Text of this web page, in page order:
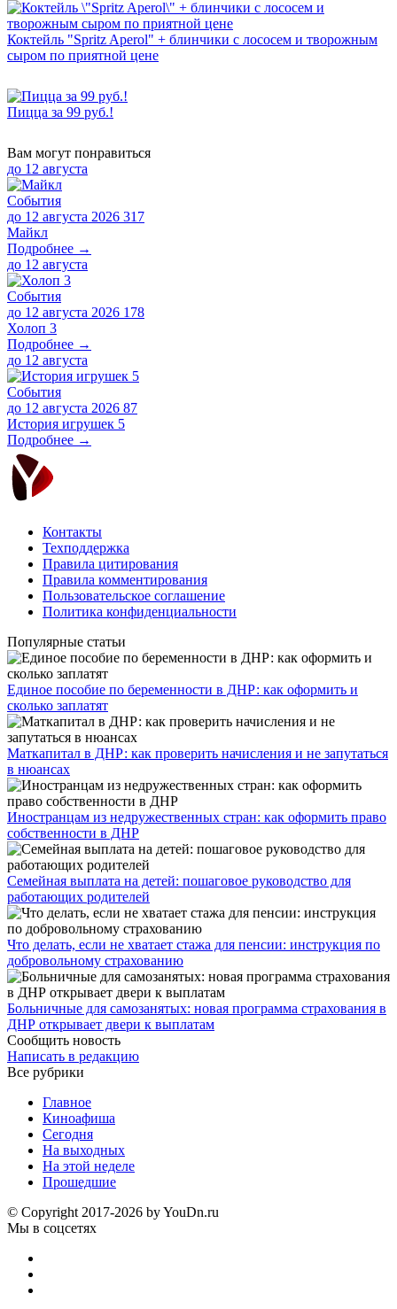
Коктейль "Spritz Aperol" + блинчики с лососем и творожным
сыром по приятной цене
Пицца за 99 руб.!
Вам могут понравиться
до 12 августа
События
до 12 августа 2026 317
Майкл
Подробнее →
до 12 августа
События
до 12 августа 2026 178
Холоп 3
Подробнее →
до 12 августа
События
до 12 августа 2026 87
История игрушек 5
Подробнее →
Контакты
Техподдержка
Правила цитирования
Правила комментирования
Пользовательское соглашение
Политика конфиденциальности
Популярные статьи
Единое пособие по беременности в ДНР: как оформить и
сколько заплатят
​Маткапитал в ДНР: как проверить начисления и не запутаться
в нюансах
Иностранцам из недружественных стран: как оформить право
собственности в ДНР
Семейная выплата на детей: пошаговое руководство для
работающих родителей
Что делать, если не хватает стажа для пенсии: инструкция по
добровольному страхованию
Больничные для самозанятых: новая программа страхования в
ДНР открывает двери к выплатам
Сообщить новость
Написать в редакцию
Все рубрики
Главное
Киноафиша
Сегодня
На выходных
На этой неделе
Прошедшие
© Copyright 2017-2026 by YouDn.ru
Мы в соцсетях